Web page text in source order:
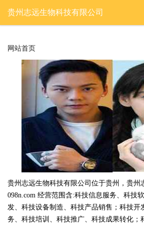
贵州志远生物科技有限公司
网站首页
贵州志远生物科技有限公司位于贵州，贵州
098n.com 经营范围含:科技信息服务、科技
发、科技设备制造、科技产品销售；科技开
务、科技培训、科技推广、科技成果转化；